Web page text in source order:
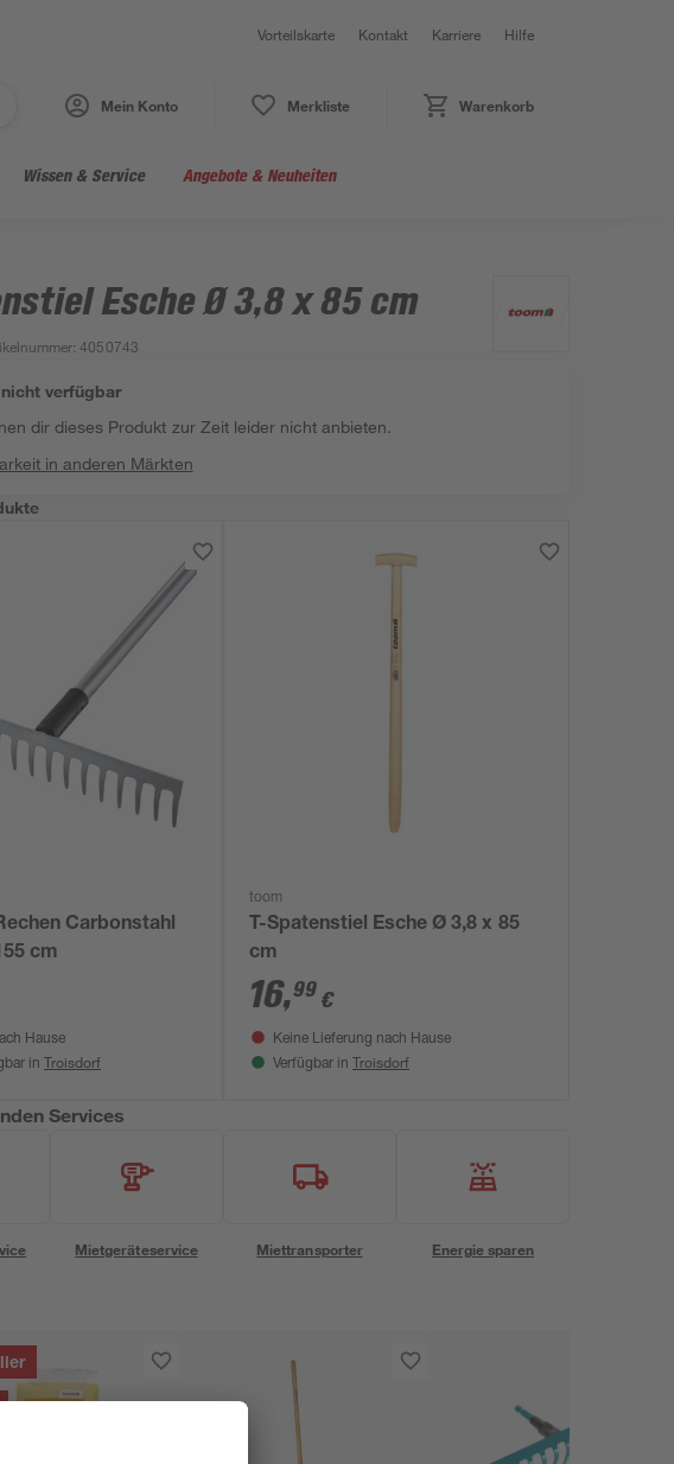
Vorteilskarte Kontakt Karriere Hilfe
Mein Konto Merkliste Warenkorb
Wissen & Service Angebote & Neuheiten
Esche Ø 3,8 x 85 cm
:4050743
verfügbar
dir dieses Produkt zur Zeit leider nicht anbieten.
in anderen Märkten
Carbonstahl
cm
Hause
in Troisdorf
toom
T-Spatenstiel Esche Ø 3,8 x 85
cm
16,99 €
Keine Lieferung nach Hause
Verfügbar in Troisdorf
Services
Mietgeräteservice Miettransporter Energie sparen